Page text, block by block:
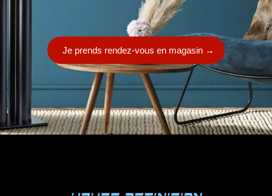
Je prends rendez-vous en magasin →